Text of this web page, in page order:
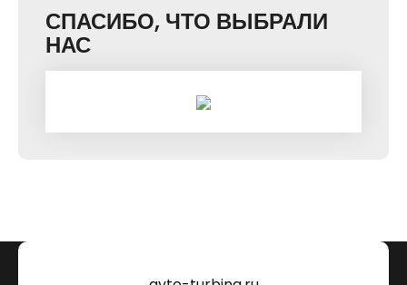
СПАСИБО, ЧТО ВЫБРАЛИ
НАС